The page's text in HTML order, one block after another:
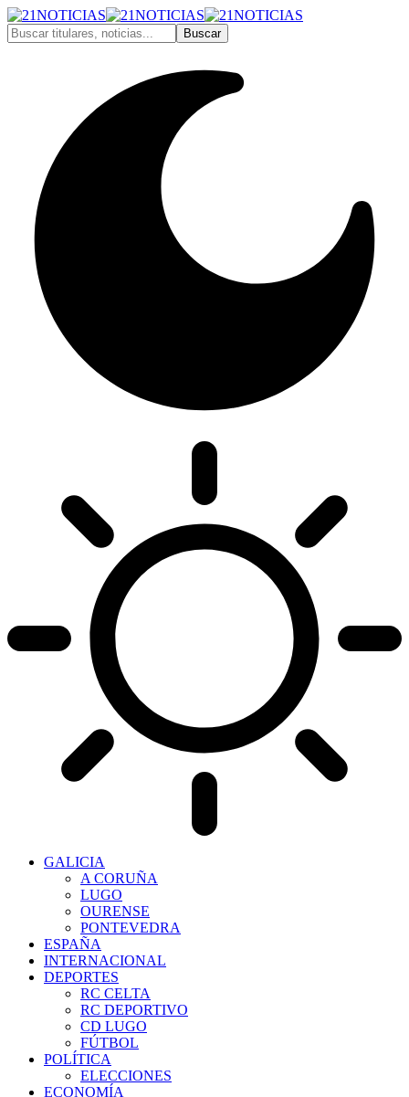
GALICIA
A CORUÑA
LUGO
OURENSE
PONTEVEDRA
ESPAÑA
INTERNACIONAL
DEPORTES
RC CELTA
RC DEPORTIVO
CD LUGO
FÚTBOL
POLÍTICA
ELECCIONES
ECONOMÍA